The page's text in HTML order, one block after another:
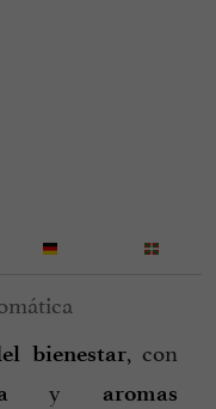
bienestar, con
y
aromas